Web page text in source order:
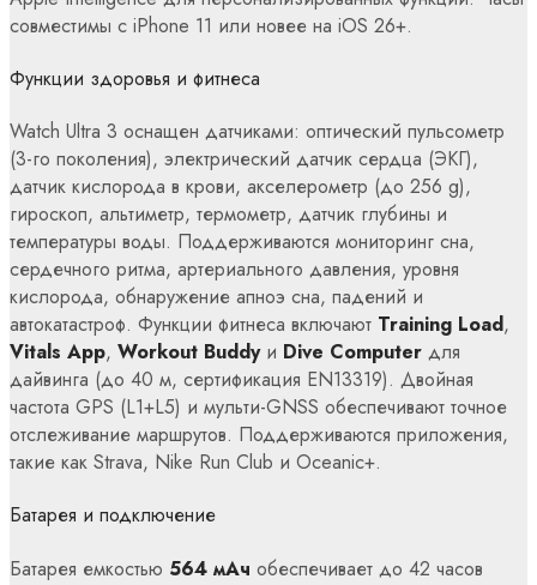
совместимы с iPhone 11 или новее на iOS 26+.
Функции здоровья и фитнеса
Watch Ultra 3 оснащен датчиками: оптический пульсометр
(3-го поколения), электрический датчик сердца (ЭКГ),
датчик кислорода в крови, акселерометр (до 256 g),
гироскоп, альтиметр, термометр, датчик глубины и
температуры воды. Поддерживаются мониторинг сна,
сердечного ритма, артериального давления, уровня
кислорода, обнаружение апноэ сна, падений и
автокатастроф. Функции фитнеса включают Training Load,
Vitals App, Workout Buddyи Dive Computer для
дайвинга (до 40 м, сертификация EN13319). Двойная
частота GPS (L1+L5) и мульти-GNSS обеспечивают точное
отслеживание маршрутов. Поддерживаются приложения,
такие как Strava, Nike Run Club и Oceanic+.
Батарея и подключение
Батарея емкостью 564 мАч обеспечивает до 42 часов